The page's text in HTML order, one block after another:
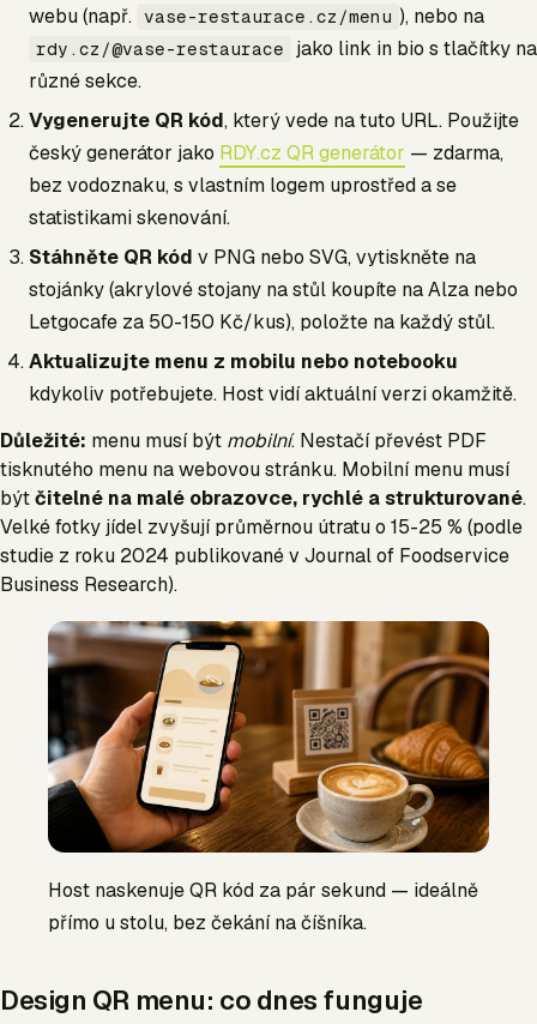
webu (např. vase-restaurace.cz/menu ), nebo na
rdy.cz/@vase-restaurace
jako link in bio s tlačítky na
různé sekce.
Vygenerujte QR kód, který vede na tuto URL. Použijte
český generátor jako RDY.cz QR generátor — zdarma,
bez vodoznaku, s vlastním logem uprostřed a se
statistikami skenování.
Stáhněte QR kód v PNG nebo SVG, vytiskněte na
stojánky (akrylové stojany na stůl koupíte na Alza nebo
Letgocafe za 50-150 Kč/kus), položte na každý stůl.
Aktualizujte menu z mobilu nebo notebooku
kdykoliv potřebujete. Host vidí aktuální verzi okamžitě.
Důležité: menu musí být mobilní. Nestačí převést PDF
tisknutého menu na webovou stránku. Mobilní menu musí
býtčitelné na malé obrazovce, rychlé a strukturované.
Velké fotky jídel zvyšují průměrnou útratu o 15-25 % (podle
studie z roku 2024 publikované v Journal of Foodservice
Business Research).
Host naskenuje QR kód za pár sekund — ideálně
přímo u stolu, bez čekání na číšníka.
Design QR menu: co dnes funguje